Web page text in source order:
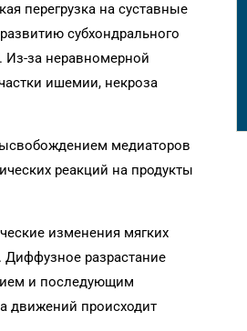
перегрузка на суставные
субхондрального
Из-за неравномерной
ишемии, некроза
медиаторов
реакций на продукты
изменения мягких
Диффузное разрастание
и последующим
движений происходит